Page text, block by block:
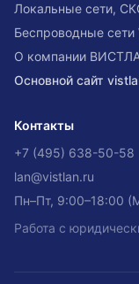
Локальные сети,
Беспроводные сети
О компании
Основной сайт
Контакты
+7 (495) 638-50-58
lan@vistlan.ru
Пн–Пт, 9:00–18:00
Работа с